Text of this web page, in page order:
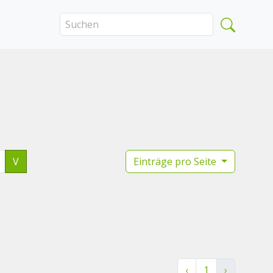
V
Einträge pro Seite
‹ 1 ›